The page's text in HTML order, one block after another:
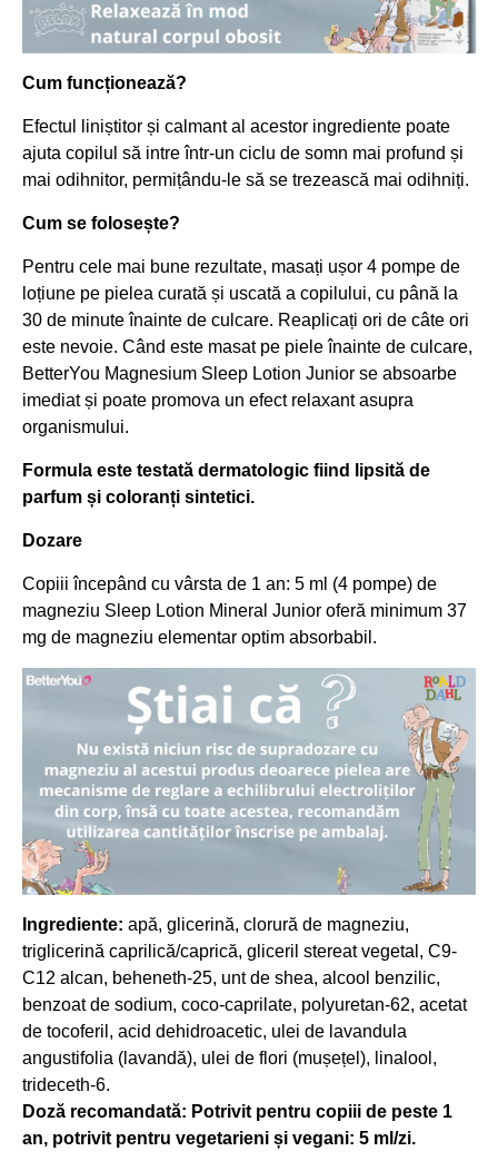
Cum funcționează?
Efectul liniștitor și calmant al acestor ingrediente poate
ajuta copilul să intre într-un ciclu de somn mai profund și
mai odihnitor, permițându-le să se trezească mai odihniți.
Cum se folosește?
Pentru cele mai bune rezultate, masați ușor 4 pompe de
loțiune pe pielea curată și uscată a copilului, cu până la
30 de minute înainte de culcare. Reaplicați ori de câte ori
este nevoie. Când este masat pe piele înainte de culcare,
BetterYou Magnesium Sleep Lotion Junior se absoarbe
imediat și poate promova un efect relaxant asupra
organismului.
Formula este testată dermatologic fiind lipsită de
parfum și coloranți sintetici.
Dozare
Copiii începând cu vârsta de 1 an: 5 ml (4 pompe) de
magneziu Sleep Lotion Mineral Junior oferă minimum 37
mg de magneziu elementar optim absorbabil.
Ingrediente: apă, glicerină, clorură de magneziu,
triglicerină caprilică/caprică, gliceril stereat vegetal, C9-
C12 alcan, beheneth-25, unt de shea, alcool benzilic,
benzoat de sodium, coco-caprilate, polyuretan-62, acetat
de tocoferil, acid dehidroacetic, ulei de lavandula
angustifolia (lavandă), ulei de flori (mușețel), linalool,
trideceth-6.
Doză recomandată: Potrivit pentru copiii de peste 1
an, potrivit pentru vegetarieni și vegani: 5 ml/zi.